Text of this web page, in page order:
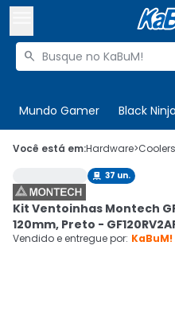
Buscar produtos

Mundo Gamer Black Ninja
 Olá. Acesse sua
 Departamentos
Cupons
Você está em:Hardware>Coolers
 37 un.
Kit Ventoinhas Montech
120mm, Preto -
Vendido e entregue por: KaBuM!